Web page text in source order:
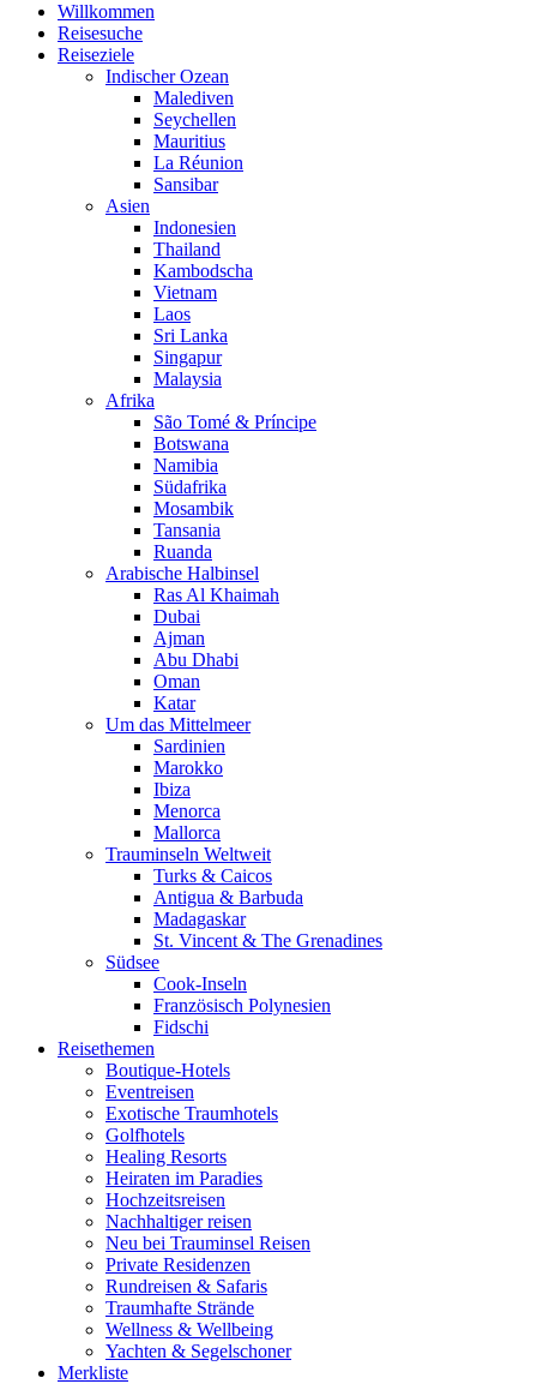
Willkommen
Reisesuche
Reiseziele
Indischer Ozean
Malediven
Seychellen
Mauritius
La Réunion
Sansibar
Asien
Indonesien
Thailand
Kambodscha
Vietnam
Laos
Sri Lanka
Singapur
Malaysia
Afrika
São Tomé & Príncipe
Botswana
Namibia
Südafrika
Mosambik
Tansania
Ruanda
Arabische Halbinsel
Ras Al Khaimah
Dubai
Ajman
Abu Dhabi
Oman
Katar
Um das Mittelmeer
Sardinien
Marokko
Ibiza
Menorca
Mallorca
Trauminseln Weltweit
Turks & Caicos
Antigua & Barbuda
Madagaskar
St. Vincent & The Grenadines
Südsee
Cook-Inseln
Französisch Polynesien
Fidschi
Reisethemen
Boutique-Hotels
Eventreisen
Exotische Traumhotels
Golfhotels
Healing Resorts
Heiraten im Paradies
Hochzeitsreisen
Nachhaltiger reisen
Neu bei Trauminsel Reisen
Private Residenzen
Rundreisen & Safaris
Traumhafte Strände
Wellness & Wellbeing
Yachten & Segelschoner
Merkliste